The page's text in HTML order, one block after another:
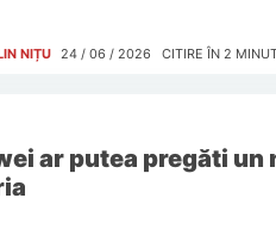
NIȚU 24 / 06 / 2026 CITIRE ÎN 2
ar putea pregăti